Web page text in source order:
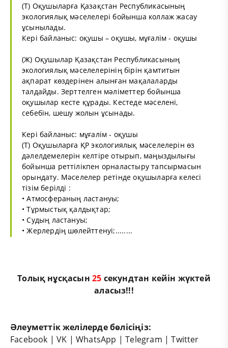
(Т) Оқушыларға Қазақстан Республикасының
экологиялық мәселелері бойынша коллаж жасау
ұсынылады.
Кері байланыс: оқушы – оқушы, мұғалім - оқушы
(Ж) Оқушылар Қазақстан Республикасының
экологиялық мәселелерінің бірін қамтитын
ақпарат көздерінен алынған мақалаларды
талдайды. Зерттелген мәліметтер бойынша
оқушылар кесте құрады. Кестеде мәселені,
себебін, шешу жолын ұсынады.
Кері байланыс: мұғалім - оқушы
(Т) Оқушыларға ҚР экологиялық мәселелерін өз
дәлелдемелерін келтіре отырып, маңыздылығы
бойынша реттілікпен орналастыру тапсырмасын
орындату. Мәселелер ретінде оқушыларға келесі
тізім берілді :
• Атмосфераның ластануы;
• Тұрмыстық қалдықтар;
• Судың ластануы;
• Жерлердің шөлейттенуі;........
Толық нұсқасын25 секундтан кейін жүктей
аласыз!!!
Әлеуметтік желілерде бөлісіңіз:
Facebook |VK |WhatsApp |Telegram |Twitter